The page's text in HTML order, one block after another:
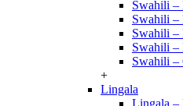
Swahili –
Swahili –
Swahili –
Swahili –
Swahili –
+
Lingala
Lingala –